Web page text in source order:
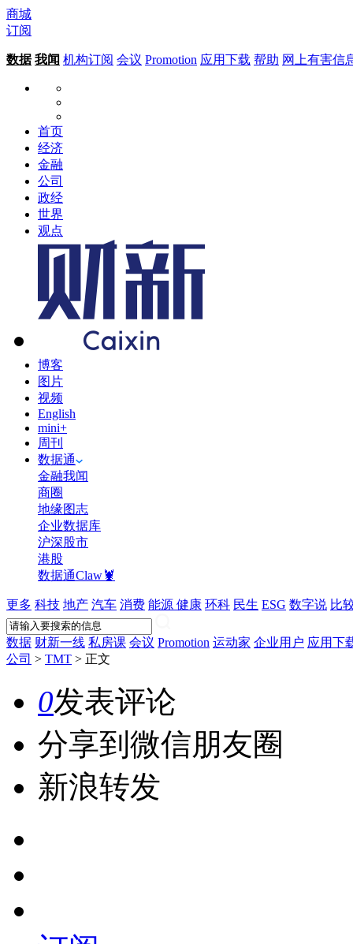
商城
订阅
数据 我闻 机构订阅 会议 Promotion 应用下载 帮助 网上有害信
首页
经济
金融
公司
政经
世界
观点
博客
图片
视频
English
mini+
周刊
数据通
金融我闻
商圈
地缘图志
企业数据库
沪深股市
港股
数据通Claw🦞
更多 科技 地产 汽车 消费 能源 健康 环科 民生 ESG 数字说 比
数据 财新一线 私房课 会议 Promotion 运动家 企业用户 应用下
公司 > TMT > 正文
0发表评论
分享到微信朋友圈
新浪转发